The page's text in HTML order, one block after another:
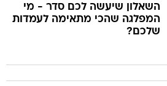
השאלון שיעשה לכם סדר - מי
המפלגה שהכי מתאימה לעמדות
שלכם?